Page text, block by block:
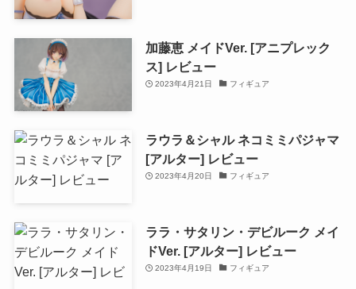
加藤恵 メイドVer. [アニプレック
ス] レビュー
2023年4月21日 フィギュア
ラウラ＆シャル ネコミミパジャマ
[アルター] レビュー
2023年4月20日 フィギュア
ララ・サタリン・デビルーク メイ
ドVer. [アルター] レビュー
2023年4月19日 フィギュア